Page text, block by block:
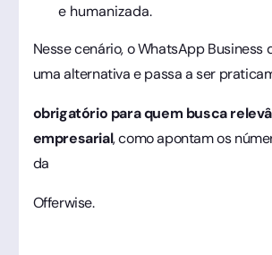
e humanizada.
Nesse cenário, o WhatsApp Business
uma alternativa e passa a ser
obrigatório para quem busca
empresarial, como apontam os
da
Offerwise.